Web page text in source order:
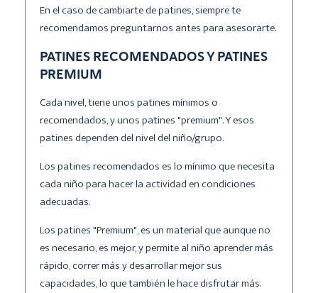
En el caso de cambiarte de patines, siempre te
recomendamos preguntarnos antes para asesorarte.
PATINES RECOMENDADOS Y PATINES
PREMIUM
Cada nivel, tiene unos patines mínimos o
recomendados, y unos patines "premium". Y esos
patines dependen del nivel del niño/grupo.
Los patines recomendados es lo mínimo que necesita
cada niño para hacer la actividad en condiciones
adecuadas.
Los patines "Premium", es un material que aunque no
es necesario, es mejor, y permite al niño aprender más
rápido, correr más y desarrollar mejor sus
capacidades, lo que también le hace disfrutar más.